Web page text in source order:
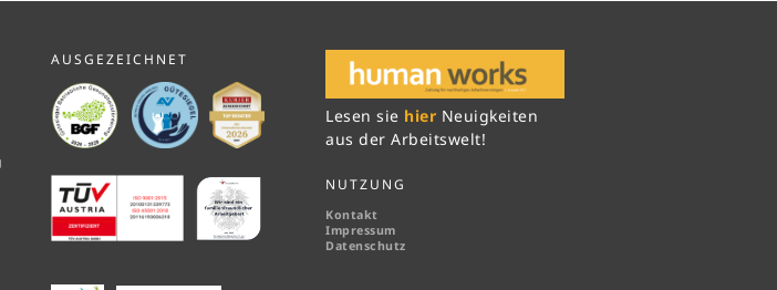
AUSGEZEICHNET
Lesen sie hier Neuigkeiten
aus der Arbeitswelt!
NUTZUNG
Kontakt
Impressum
Datenschutz